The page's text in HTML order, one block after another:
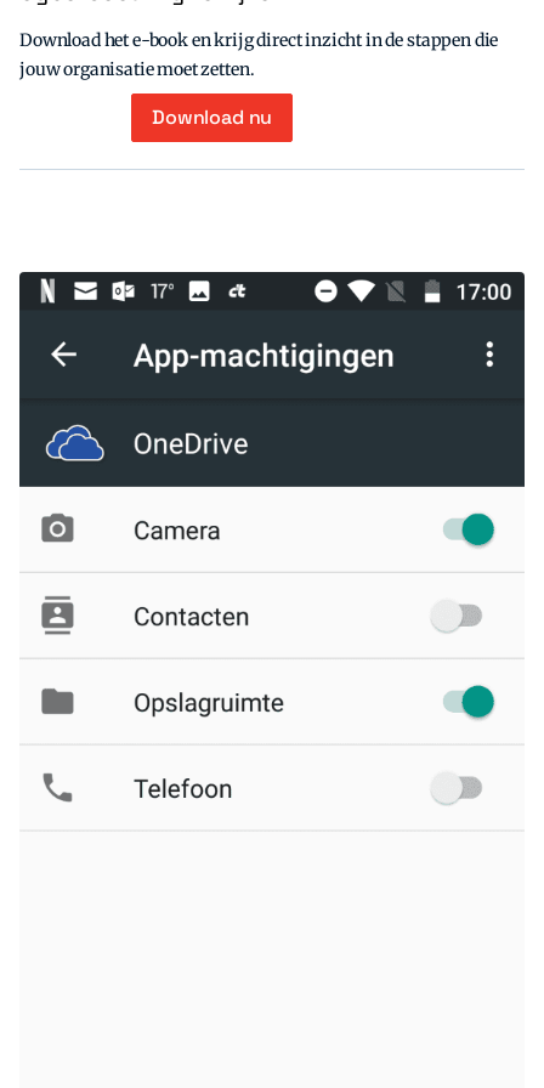
Download het e-book en krijg direct inzicht in de stappen die
jouw organisatie moet zetten.
Download nu